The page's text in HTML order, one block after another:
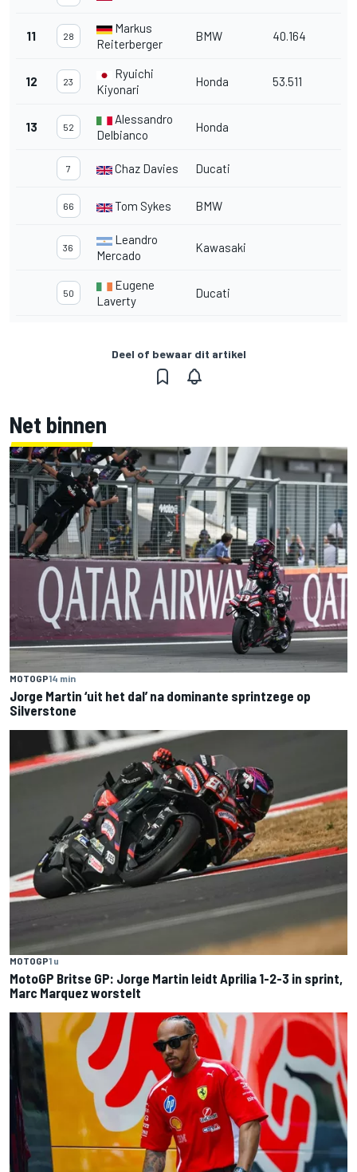
11 28
Markus
Reiterberger
BMW 40.164
12 23
Ryuichi
Kiyonari
Honda 53.511
13 52
Alessandro
Delbianco
Honda
7 Chaz Davies Ducati
66 Tom Sykes BMW
36
Leandro
Mercado
Kawasaki
50
Eugene
Laverty
Ducati
Deel of bewaar dit artikel
Net binnen
MOTOGP14 min
Jorge Martin ‘uit het dal’ na dominante sprintzege op
Silverstone
MOTOGP1 u
MotoGP Britse GP: Jorge Martin leidt Aprilia 1-2-3 in sprint,
Marc Marquez worstelt